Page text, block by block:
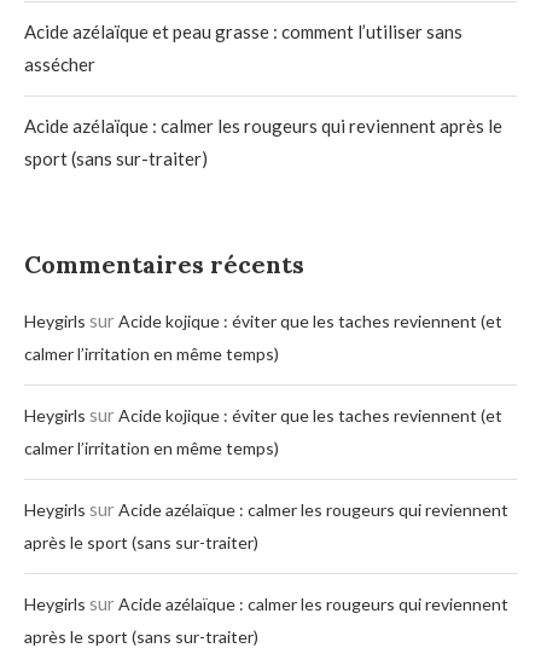
Acide azélaïque et peau grasse : comment l’utiliser sans
assécher
Acide azélaïque : calmer les rougeurs qui reviennent après le
sport (sans sur-traiter)
Commentaires récents
Heygirls surAcide kojique : éviter que les taches reviennent (et
calmer l’irritation en même temps)
Heygirls surAcide kojique : éviter que les taches reviennent (et
calmer l’irritation en même temps)
Heygirls surAcide azélaïque : calmer les rougeurs qui reviennent
après le sport (sans sur-traiter)
Heygirls surAcide azélaïque : calmer les rougeurs qui reviennent
après le sport (sans sur-traiter)